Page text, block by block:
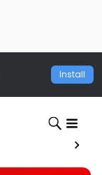
Install